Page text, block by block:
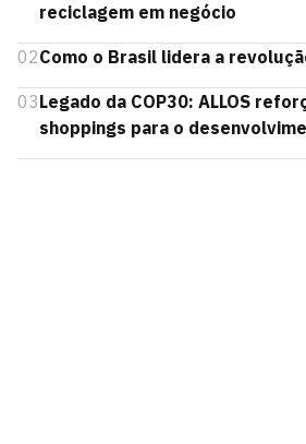
reciclagem em negócio
02Como o Brasil lidera a
03Legado da COP30: ALLOS
shoppings para o